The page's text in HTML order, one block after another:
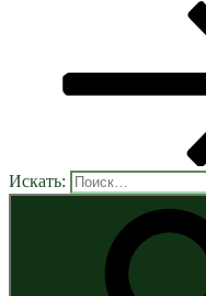
Искать: